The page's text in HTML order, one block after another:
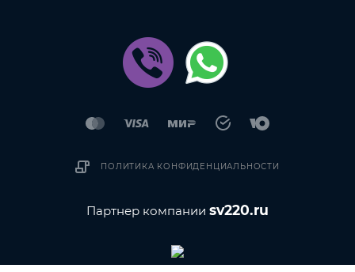
ПОЛИТИКА КОНФИДЕНЦИАЛЬНОСТИ
Партнер компании sv220.ru